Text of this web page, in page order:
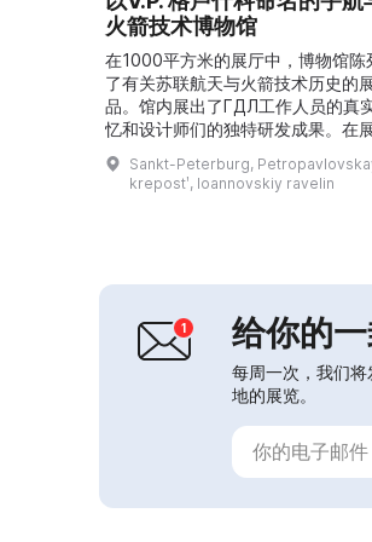
火箭技术博物馆
在1000平方米的展厅中，博物馆陈
了有关苏联航天与火箭技术历史的
品。馆内展出了ГДЛ工作人员的真
忆和设计师们的独特研发成果。在
上可以看到文件、照片以及飞机、火
和发动机的模型。展厅中陈设着第
人造卫星、“东方”号宇宙飞船（尤里·
回舱。这里举办导览、展览、讲座
乐会和节庆活动，...
Sankt-Peterburg,
krepostʹ, Ioannovskiy ravelin
给你的一
每周一次，我们
地的展览。